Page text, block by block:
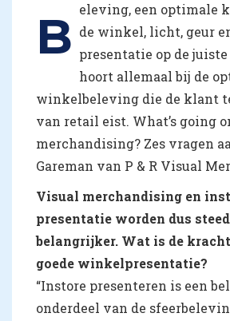
B eleving, een optimale
de winkel, licht, geur
presentatie op de
hoort allemaal bij de
winkelbeleving die de klant
van retail eist. What’s going
merchandising? Zes vragen
Gareman van P & R Visual
Visual merchandising en
presentatie worden dus
belangrijker. Wat is de
goede winkelpresentatie?
“Instore presenteren is een
onderdeel van de